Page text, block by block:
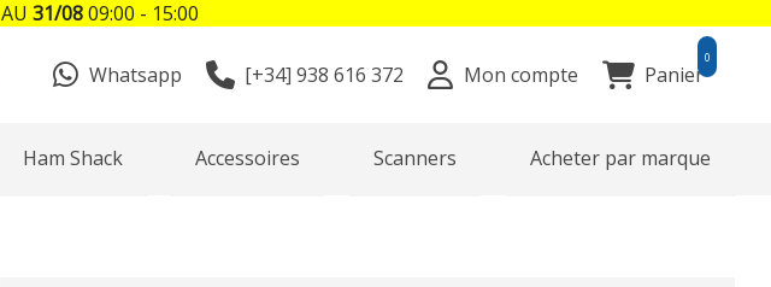
Whatsapp [+34] 938 616 372 Mon compte Panier
0
Ham Shack Accessoires Scanners Acheter par marque
AU 31/0809:00 - 15:00